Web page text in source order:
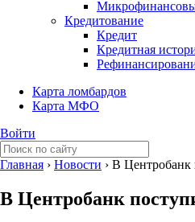
Кредитование
Кредит
Кредитная
Карта ломбардов
Карта МФО
Войти
Главная › Новости › В Центробанк
В Центробанк